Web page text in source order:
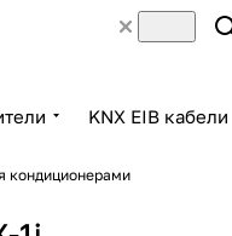
KNX EIB кабели
кондиционерами